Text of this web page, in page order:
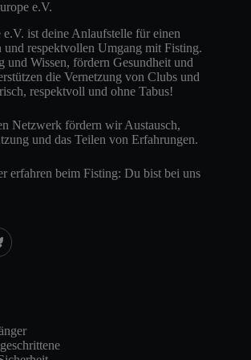
e.V.
ist deine Anlaufstelle für einen
und respektvollen Umgang mit Fisting.
und Wissen, fördern Gesundheit und
die Vernetzung von Clubs und
respektvoll und ohne Tabus!
Netzwerk fördern wir Austausch,
und das Teilen von Erfahrungen.
erfahren beim Fisting: Du bist bei uns